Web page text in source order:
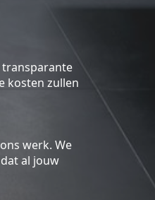
transparante
kosten zullen
werk. We
al jouw